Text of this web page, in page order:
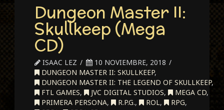
Dungeon Master II:
Skullkeep (Mega
CD)
ISAAC LEZ
10 NOVIEMBRE, 2018
DUNGEON MASTER II: SKULLKEEP,
DUNGEON MASTER II: THE LEGEND OF SKULLKEEP,
FTL GAMES, JVC DIGITAL STUDIOS, MEGA CD,
PRIMERA PERSONA, R.P.G., ROL, RPG,